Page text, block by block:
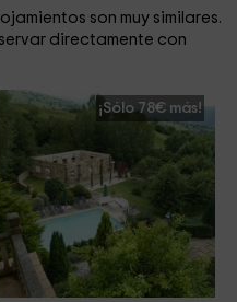
son muy similares.
directamente con
¡Sólo 78€ más!